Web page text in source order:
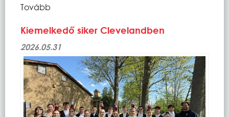
Tovább
Kiemelkedő siker Clevelandben
2026.05.31